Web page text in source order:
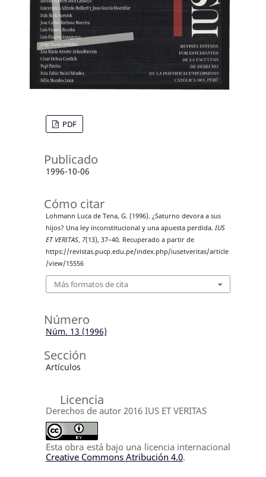
PDF
Publicado
1996-10-06
Cómo citar
Lohmann Luca de Tena, G. (1996). ¿Saturno devora a sus
hijos? Una ley inconstitucional y una apuesta perdida. IUS
ET VERITAS, 7(13), 37–40. Recuperado a partir de
https://revistas.pucp.edu.pe/index.php/iusetveritas/article
/view/15556
Más formatos de cita
Número
Núm. 13 (1996)
Sección
Artículos
Licencia
Derechos de autor 2016 IUS ET VERITAS
Esta obra está bajo una licencia internacional
Creative Commons Atribución 4.0.